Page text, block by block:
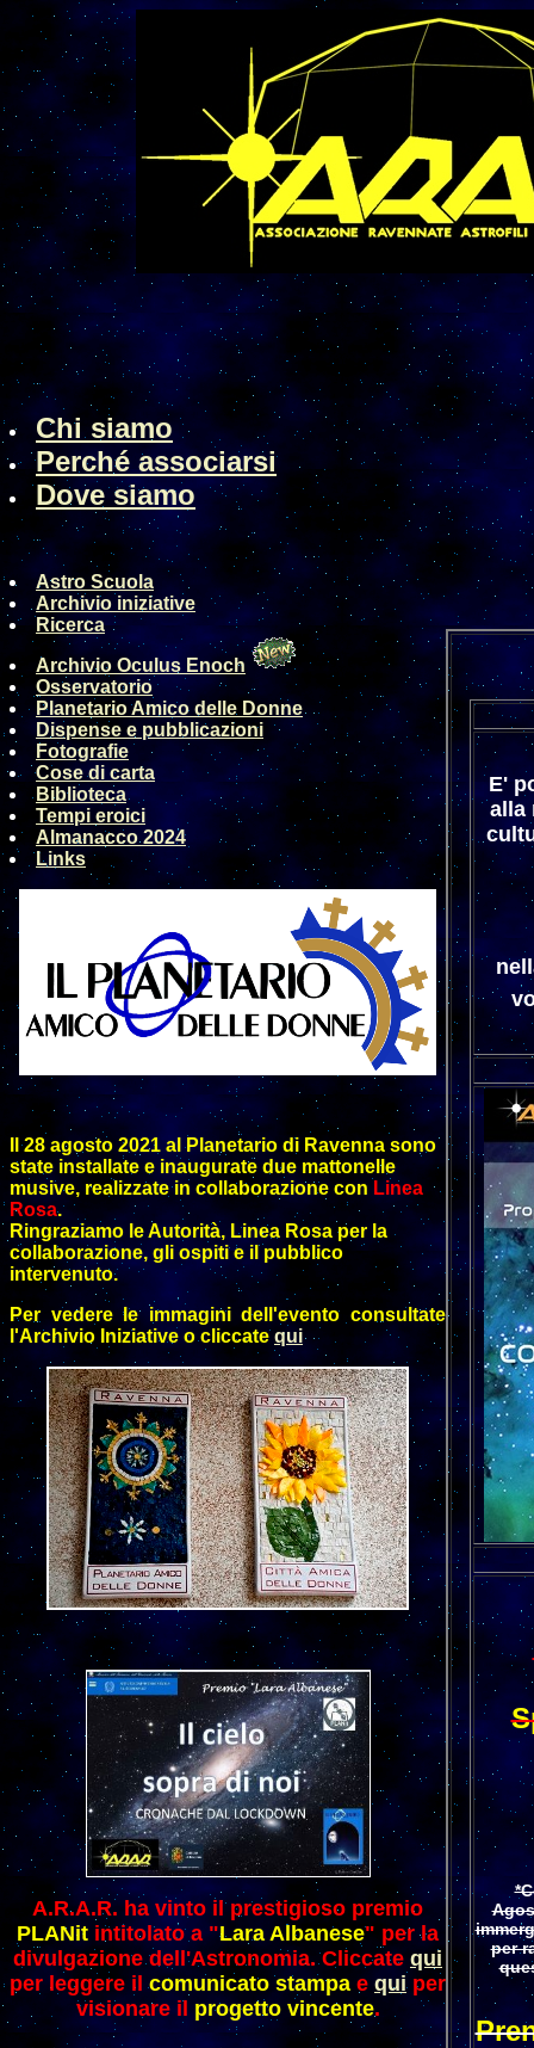
Chi siamo
Perché associarsi
Dove siamo
Astro Scuola
Archivio iniziative
Ricerca
Archivio Oculus Enoch
Osservatorio
Planetario Amico delle Donne
Dispense e pubblicazioni
Fotografie
Cose di carta
Biblioteca
Tempi eroici
Almanacco 2024
Links
Il 28 agosto 2021 al Planetario di Ravenna sono
state installate e inaugurate due mattonelle
musive, realizzate in collaborazione con Linea
Rosa.
Ringraziamo le Autorità, Linea Rosa per la
collaborazione, gli ospiti e il pubblico
intervenuto.
Per vedere le immagini dell'evento consultate
l'Archivio Iniziative o cliccatequi
A.R.A.R. ha vinto il prestigioso premio
PLANit intitolato a "Lara Albanese" per la
divulgazione dell'Astronomia. Cliccate qui
per leggere ilcomunicato stampa e quiper
visionare il progetto vincente.
E'
alla
per